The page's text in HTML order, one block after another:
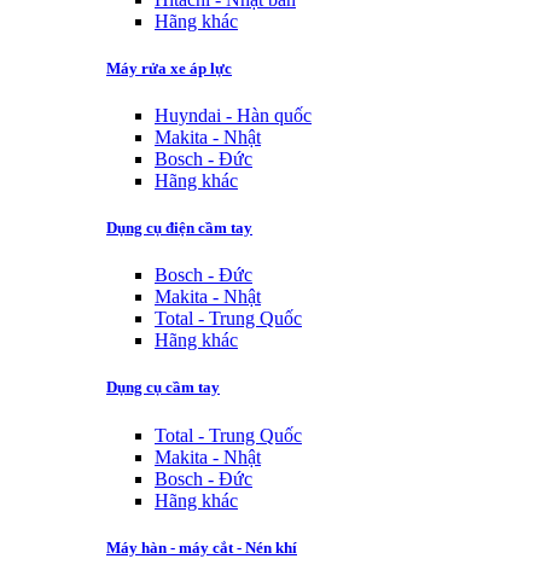
Hãng khác
Máy rửa xe áp lực
Huyndai - Hàn quốc
Makita - Nhật
Bosch - Đức
Hãng khác
Dụng cụ điện cầm tay
Bosch - Đức
Makita - Nhật
Total - Trung Quốc
Hãng khác
Dụng cụ cầm tay
Total - Trung Quốc
Makita - Nhật
Bosch - Đức
Hãng khác
Máy hàn - máy cắt - Nén khí